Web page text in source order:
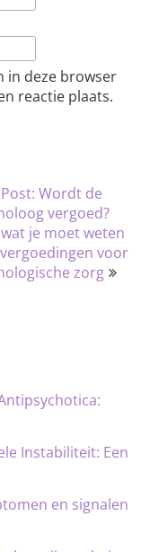
in deze browser
reactie plaats.
Wordt de
vergoed?
je moet weten
voor
zorg
Instabiliteit: Een
en signalen